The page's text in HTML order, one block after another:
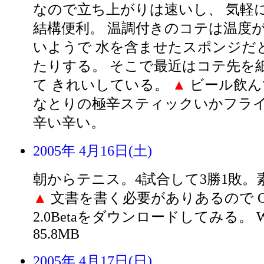
なので立ち上がりは速いし、 気軽
結構便利。 温調付きのコテは温度
いようで 水を含ませたスポンジだ
たりする。 そこで最近はコテ先を
て きれいしている。
▲ ビール飲
なとりの極辛スティックいかフラ
辛い辛い。
2005年 4月16日(土)
朝からテニス。4試合して3勝1敗。
▲ 文書を書く必要がありあるので
2.0Betaをダウンロードしてみる。
85.8MB